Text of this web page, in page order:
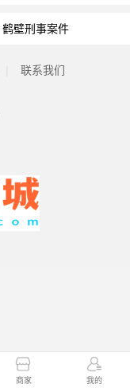
商家 我的
鹤壁刑事案件
联系我们